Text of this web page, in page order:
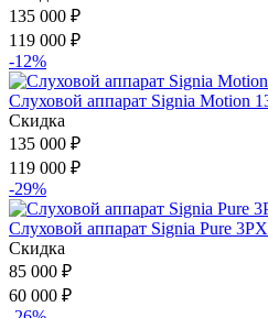
135 000 ₽
119 000 ₽
-12%
Слуховой аппарат Signia Motion
Скидка
135 000 ₽
119 000 ₽
-29%
Слуховой аппарат Signia Pure 3PX
Скидка
85 000 ₽
60 000 ₽